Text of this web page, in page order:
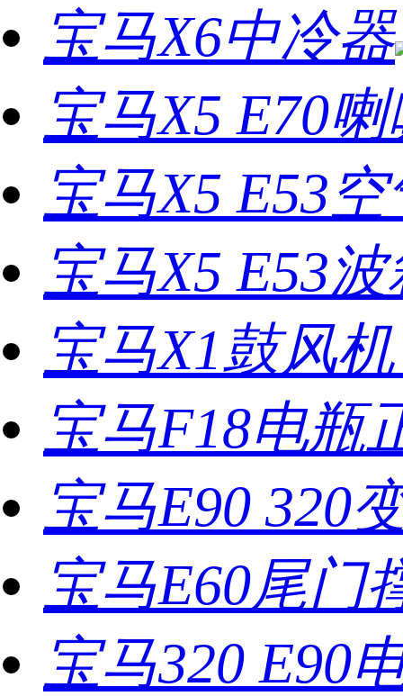
宝马X6中冷器
宝马X5 E70
宝马X5 E53
宝马X5 E53
宝马X1鼓风
宝马F18电瓶
宝马E90 320
宝马E60尾门
宝马320 E90